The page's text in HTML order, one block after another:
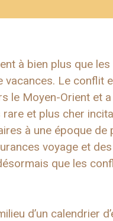
à bien plus que
Le conflit
le Moyen-Orient et
et plus cher
à une époque
voyage et
que les
d’un calendrier